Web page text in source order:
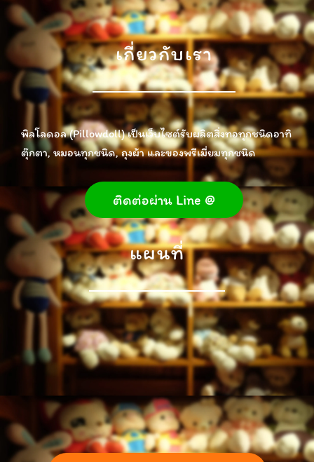
เกี่ยวกับเรา
พิลโลดอล (Pillowdoll) เป็นเว็บไซต์รับผลิตสิ่งทอทุกชนิดอาทิ
ตุ๊กตา, หมอนทุกชนิด, ถุงผ้า และของพรีเมี่ยมทุกชนิด
ติดต่อผ่าน Line @
แผนที่